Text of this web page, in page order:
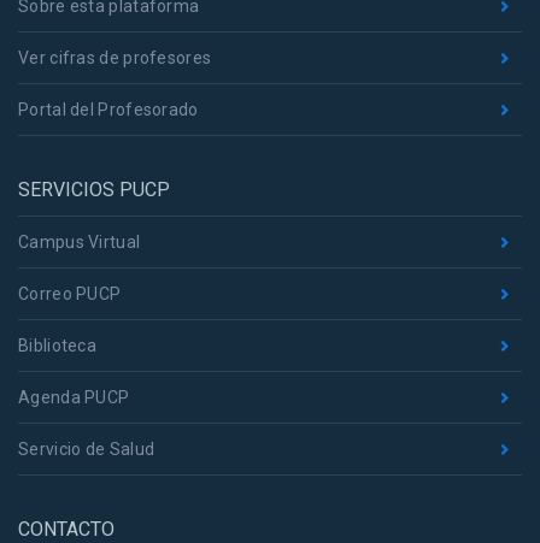
Sobre esta plataforma
Ver cifras de profesores
Portal del Profesorado
SERVICIOS PUCP
Campus Virtual
Correo PUCP
Biblioteca
Agenda PUCP
Servicio de Salud
CONTACTO